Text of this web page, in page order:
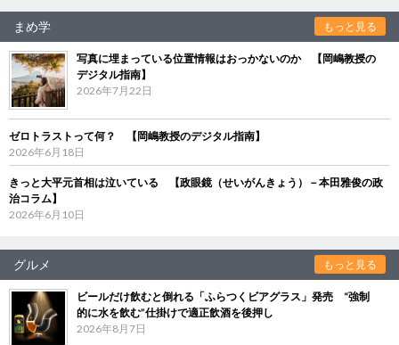
まめ学 もっと見る
写真に埋まっている位置情報はおっかないのか 【岡嶋教授の
デジタル指南】
2026年7月22日
ゼロトラストって何？ 【岡嶋教授のデジタル指南】
2026年6月18日
きっと大平元首相は泣いている 【政眼鏡（せいがんきょう）－本田雅俊の政
治コラム】
2026年6月10日
グルメ もっと見る
ビールだけ飲むと倒れる「ふらつくビアグラス」発売 “強制
的に水を飲む”仕掛けで適正飲酒を後押し
2026年8月7日